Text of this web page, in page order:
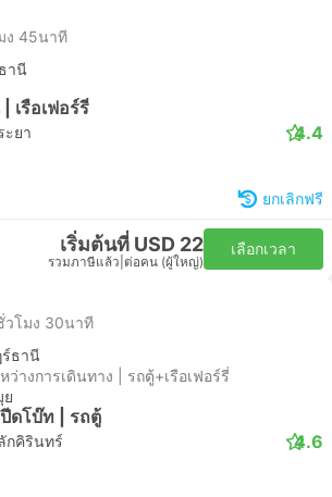
ง 45นาที
านี
เรือเฟอร์รี่
ะยา 4.4
ยกเลิกฟรี
เริ่มต้นที่ USD 22
รวมภาษีแล้ว ต่อคน (ผู้ใหญ่)
เลือกเวลา
วโมง 30นาที
ธานี
างการเดินทาง | รถตู้+เรือเฟอร์รี่
ย
ดโบ๊ท | รถตู้
กคิรินทร์ 4.6